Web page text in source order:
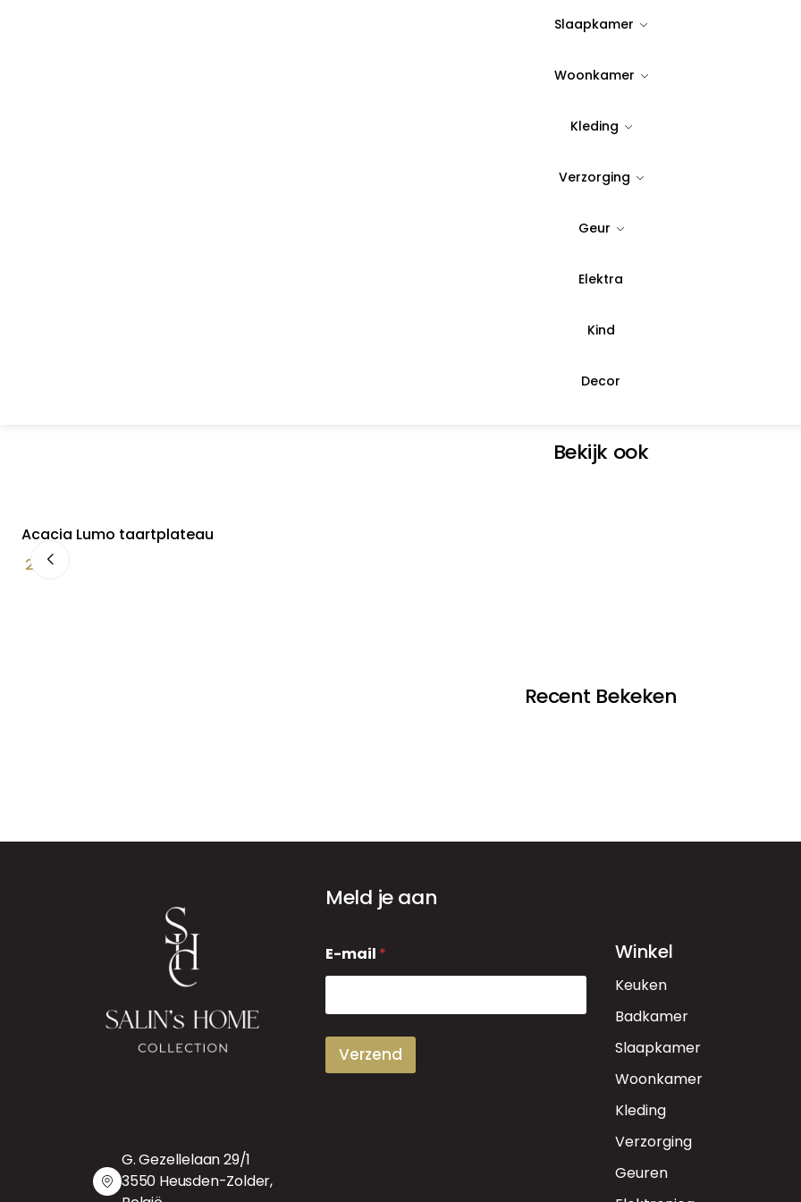
Slaapkamer
Woonkamer
Kleding
Verzorging
Geur
Elektra
Kind
Decor
34,95
Karaca Jota Zwarte Dessert Set voor 6 Personen, 7 Stuks
Bekijk ook
Acacia Lumo taartplateau
24,90
Recent Bekeken
G. Gezellelaan 29/1
3550 Heusden-Zolder,
Meld je aan
-
m
i
E-mail *
Verzend
Winkel
Keuken
Badkamer
Slaapkamer
Woonkamer
Kleding
Verzorging
Geuren